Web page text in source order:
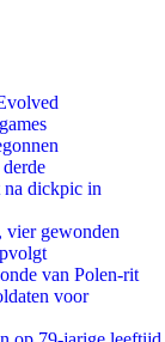
na dickpic in
vier gewonden
van Polen-rit
voor